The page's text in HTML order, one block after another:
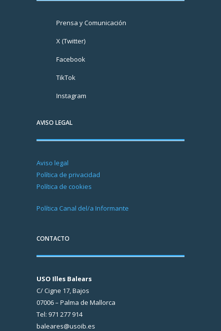
Prensa y Comunicación
X (Twitter)
Facebook
TikTok
Instagram
AVISO LEGAL
Aviso legal
Política de privacidad
Política de cookies
Política Canal del/a Informante
CONTACTO
USO Illes Balears
C/ Cigne 17, Bajos
07006 – Palma de Mallorca
Tel: 971 277 914
baleares@usoib.es